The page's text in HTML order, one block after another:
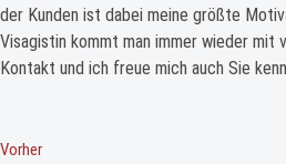
der Kunden ist dabei meine größte
Visagistin kommt man immer wieder mit
Kontakt und ich freue mich auch Sie
B
VorherVorheriger